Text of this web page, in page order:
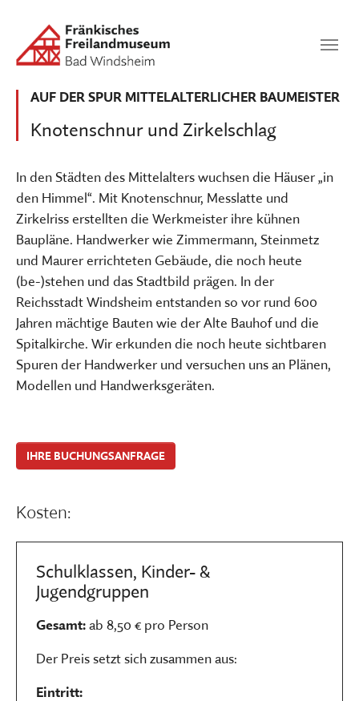
SUCHEN
Knotenschnur und Zirkelschlag
AUF DER SPUR MITTELALTERLICHER BAUMEISTER
In den Städten des Mittelalters wuchsen die Häuser „in
den Himmel“. Mit Knotenschnur, Messlatte und
Zirkelriss erstellten die Werkmeister ihre kühnen
Baupläne. Handwerker wie Zimmermann, Steinmetz
und Maurer errichteten Gebäude, die noch heute
(be-)stehen und das Stadtbild prägen. In der
Reichsstadt Windsheim entstanden so vor rund 600
Jahren mächtige Bauten wie der Alte Bauhof und die
Spitalkirche. Wir erkunden die noch heute sichtbaren
Spuren der Handwerker und versuchen uns an Plänen,
Modellen und Handwerksgeräten.
IHRE BUCHUNGSANFRAGE
Kosten:
Schulklassen, Kinder- &
Jugendgruppen
Gesamt:ab 8,50 € pro Person
Der Preis setzt sich zusammen aus:
Eintritt: